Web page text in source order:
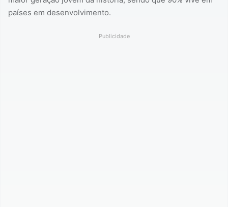
países em desenvolvimento.
Publicidade